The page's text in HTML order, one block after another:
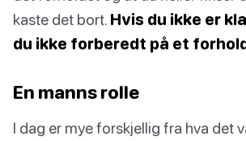
kaste det bort. Hvis du ikke er
du ikke forberedt på et
En manns rolle
I dag er mye forskjellig fra hva det